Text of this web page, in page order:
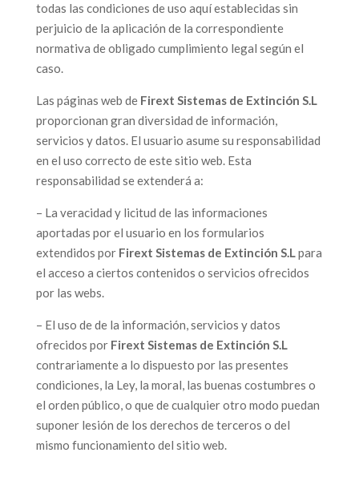
todas las condiciones de uso aquí establecidas sin
perjuicio de la aplicación de la correspondiente
normativa de obligado cumplimiento legal según el
caso.
Las páginas web de Firext Sistemas de Extinción S.L
proporcionan gran diversidad de información,
servicios y datos. El usuario asume su responsabilidad
en el uso correcto de este sitio web. Esta
responsabilidad se extenderá a:
– La veracidad y licitud de las informaciones
aportadas por el usuario en los formularios
extendidos por Firext Sistemas de Extinción S.Lpara
el acceso a ciertos contenidos o servicios ofrecidos
por las webs.
– El uso de de la información, servicios y datos
ofrecidos por Firext Sistemas de Extinción S.L
contrariamente a lo dispuesto por las presentes
condiciones, la Ley, la moral, las buenas costumbres o
el orden público, o que de cualquier otro modo puedan
suponer lesión de los derechos de terceros o del
mismo funcionamiento del sitio web.